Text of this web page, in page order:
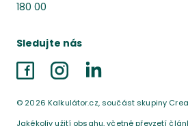
180 00
Sledujte nás
FacebookInstagramLinkedIn
© 2026 Kalkulátor.cz, součást skupiny
Jakékoliv užití obsahu, včetně převzetí